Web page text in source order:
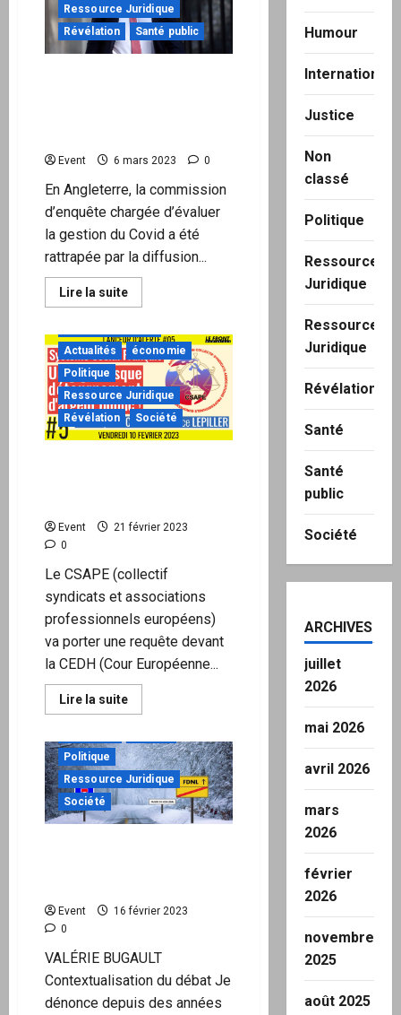
France »
–
Henri
Guillemin
Ressource Juridique
Révélation
Santé public
Event 6 mars 2023 0
En Angleterre, la commission
d’enquête chargée d’évaluer
la gestion du Covid a été
rattrapée par la diffusion...
Lire la suiteEn
savoir
En
Angleterre,
les
«
lockdown
files
»
jettent
une
Covid
Actualités
économie
Politique
Ressource Juridique
Révélation
Société
Event
21 février 2023
0
Le CSAPE (collectif
syndicats et associations
professionnels européens)
va porter une requête devant
la CEDH (Cour Européenne...
Lire la suiteEn
savoir
Système
social
:
Gigantesque
détournement
d’argent
public
à ne pas manquer
Politique
Ressource Juridique
Société
Event
16 février 2023
0
VALÉRIE BUGAULT
Contextualisation du débat Je
dénonce depuis des années
Humour
International
Justice
Non
classé
Politique
Ressource
Juridique
Ressource
Juridique
Révélation
Santé
Santé
public
Société
ARCHIVES
juillet
2026
mai 2026
avril 2026
mars
2026
février
2026
novembre
2025
août 2025